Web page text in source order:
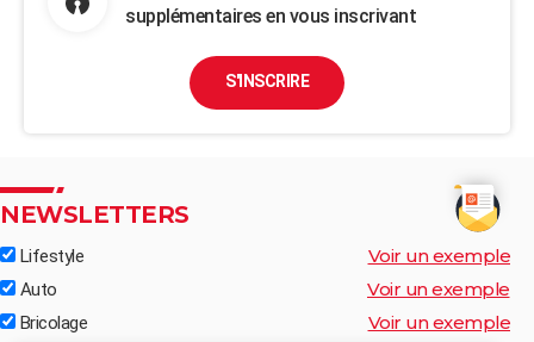
supplémentaires en vous inscrivant
S'INSCRIRE
NEWSLETTERS
Lifestyle Voir un exemple
Auto Voir un exemple
Bricolage Voir un exemple